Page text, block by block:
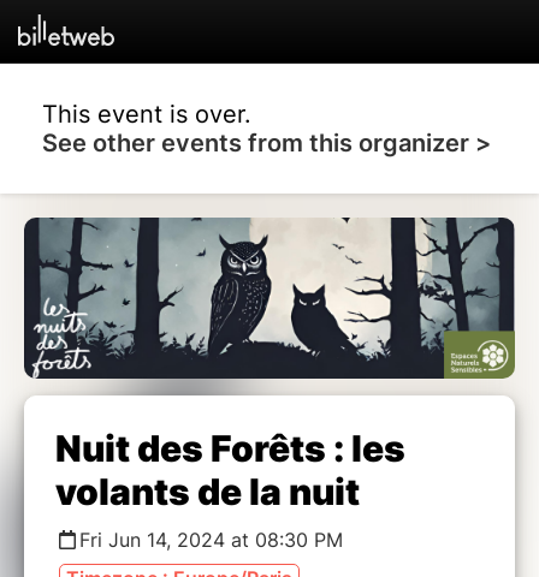
This event is over.
See other events from this organizer >
Nuit des Forêts : les
volants de la nuit
Fri Jun 14, 2024 at 08:30 PM